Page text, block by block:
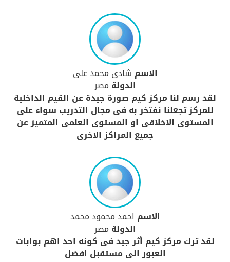
الاسم شادى محمد على
الدولة مصر
لقد رسم لنا مركز كيم صورة جيدة عن القيم الداخلية
للمركز تجعلنا نفتخر به فى مجال التدريب سواء على
المستوى الاخلاقى او المستوى العلمى المتميز عن
جميع المراكز الاخرى
الاسم احمد محمود محمد
الدولة مصر
لقد ترك مركز كيم أثر جيد فى كونه احد اهم بوابات
العبور الى مستقبل افضل